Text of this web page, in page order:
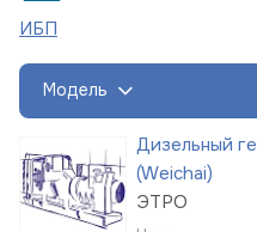
ИБП
Модель
Дизельный
(Weichai)
ЭТРО